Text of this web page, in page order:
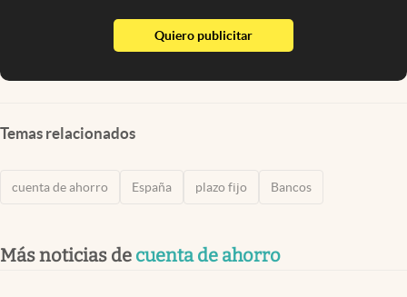
Quiero publicitarabre en nueva pestaña
Temas relacionados
cuenta de ahorro España plazo fijo Bancos
Más noticias de cuenta de ahorro